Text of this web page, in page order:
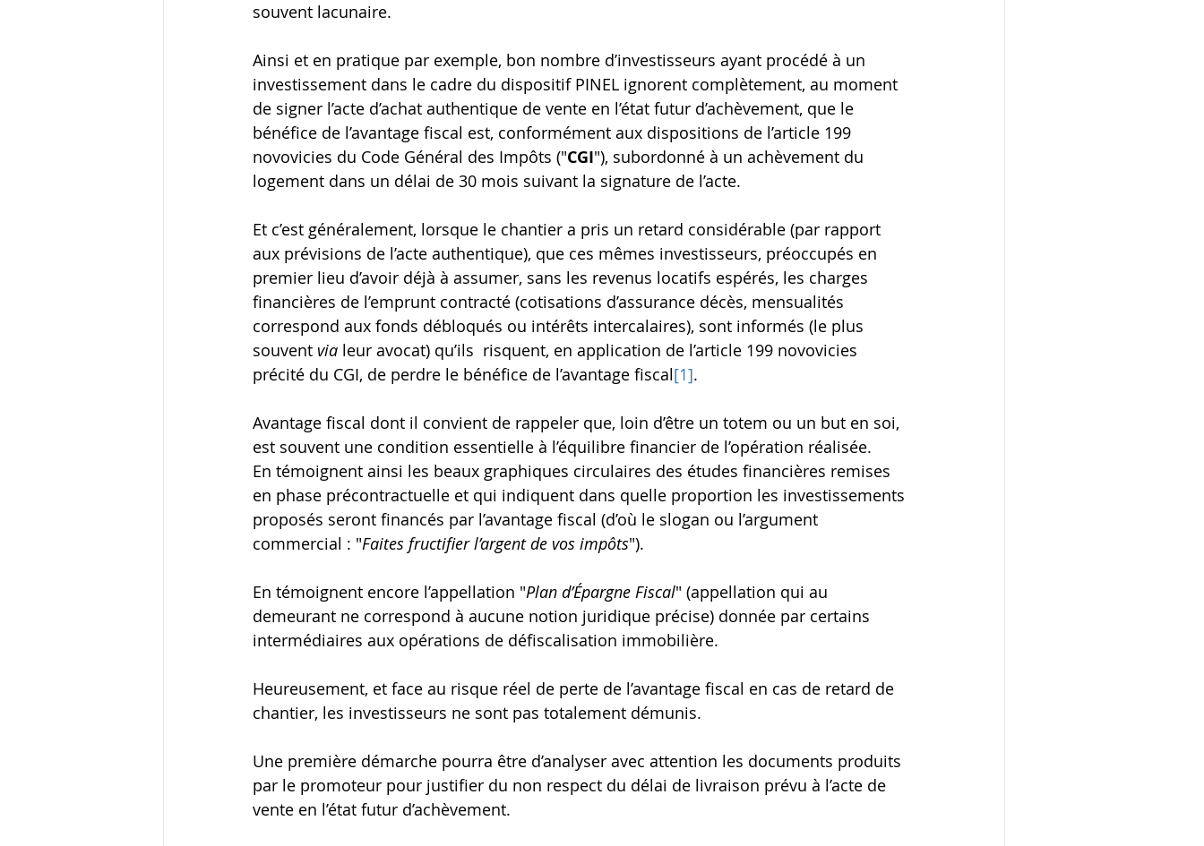
souvent lacunaire.
Ainsi et en pratique par exemple, bon nombre d’investisseurs ayant procédé à un
investissement dans le cadre du dispositif PINEL ignorent complètement, au moment
de signer l’acte d’achat authentique de vente en l’état futur d’achèvement, que le
bénéfice de l’avantage fiscal est, conformément aux dispositions de l’article 199
novovicies du Code Général des Impôts ("CGI"), subordonné à un achèvement du
logement dans un délai de 30 mois suivant la signature de l’acte.
Et c’est généralement, lorsque le chantier a pris un retard considérable (par rapport
aux prévisions de l’acte authentique), que ces mêmes investisseurs, préoccupés en
premier lieu d’avoir déjà à assumer, sans les revenus locatifs espérés, les charges
financières de l’emprunt contracté (cotisations d’assurance décès, mensualités
correspond aux fonds débloqués ou intérêts intercalaires), sont informés (le plus
souvent via leur avocat) qu’ils  risquent, en application de l’article 199 novovicies
précité du CGI, de perdre le bénéfice de l’avantage fiscal[1].
Avantage fiscal dont il convient de rappeler que, loin d’être un totem ou un but en soi,
est souvent une condition essentielle à l’équilibre financier de l’opération réalisée.
En témoignent ainsi les beaux graphiques circulaires des études financières remises
en phase précontractuelle et qui indiquent dans quelle proportion les investissements
proposés seront financés par l’avantage fiscal (d’où le slogan ou l’argument
commercial : "Faites fructifier l’argent de vos impôts").
En témoignent encore l’appellation "Plan d’Épargne Fiscal" (appellation qui au
demeurant ne correspond à aucune notion juridique précise) donnée par certains
intermédiaires aux opérations de défiscalisation immobilière.
Heureusement, et face au risque réel de perte de l’avantage fiscal en cas de retard de
chantier, les investisseurs ne sont pas totalement démunis.
Une première démarche pourra être d’analyser avec attention les documents produits
par le promoteur pour justifier du non respect du délai de livraison prévu à l’acte de
vente en l’état futur d’achèvement.